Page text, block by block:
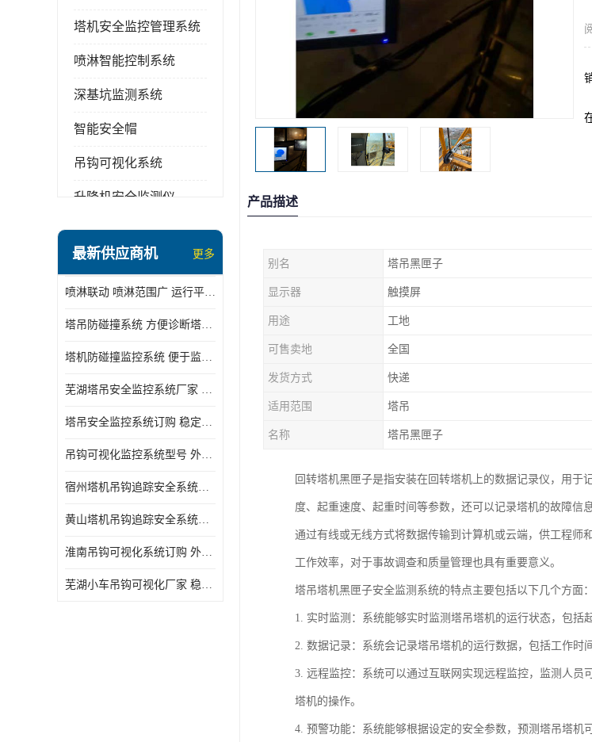
塔机安全监控管理系统
喷淋智能控制系统
深基坑监测系统
智能安全帽
吊钩可视化系统
升降机安全监测仪
最新供应商机 更多
喷淋联动 喷淋范围广 运行平稳 噪音小
塔吊防碰撞系统 方便诊断塔机状态 自动变焦智能化跟踪
塔机防碰撞监控系统 便于监督和管理 主要应用于塔机的实时监控
芜湖塔吊安全监控系统厂家 外观简洁大方 减少盲吊引发的事故
塔吊安全监控系统订购 稳定性高 结构清晰稳定
吊钩可视化监控系统型号 外观简洁大方 信号稳定 抗干扰性强
宿州塔机吊钩追踪安全系统厂家 提高工作效率 结构清晰稳定
黄山塔机吊钩追踪安全系统价格 可远程查看 减少盲吊引发的事故
淮南吊钩可视化系统订购 外观简洁大方 体积小 占用空间小
芜湖小车吊钩可视化厂家 稳定性高 可视吊装 降低盲吊风险
产品描述
别名 塔吊黑匣子
显示器 触摸屏
用途 工地
可售卖地 全国
发货方式 快递
适用范围 塔吊
名称 塔吊黑匣子
回转塔机黑匣子是指安装在回转塔机上的数据记录仪，用
度、起重速度、起重时间等参数，还可以记录塔机的故障
通过有线或无线方式将数据传输到计算机或云端，供工程师
工作效率，对于事故调查和质量管理也具有重要意义。
塔吊塔机黑匣子安全监测系统的特点主要包括以下几个方面：
1. 实时监测：系统能够实时监测塔吊塔机的运行状态，包括
2. 数据记录：系统会记录塔吊塔机的运行数据，包括工作时
3. 远程监控：系统可以通过互联网实现远程监控，监测人
塔机的操作。
4. 预警功能：系统能够根据设定的安全参数，预测塔吊塔机